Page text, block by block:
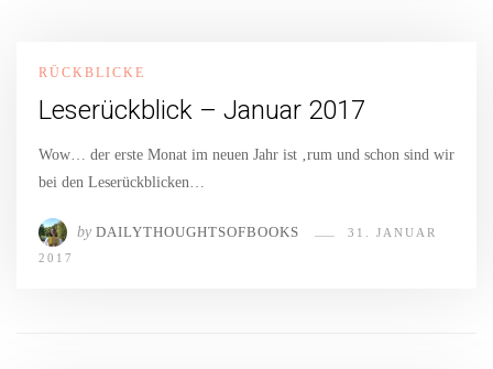
RÜCKBLICKE
Leserückblick – Januar 2017
Wow… der erste Monat im neuen Jahr ist ‚rum und schon sind wir
bei den Leserückblicken…
by DAILYTHOUGHTSOFBOOKS
31. JANUAR
2017